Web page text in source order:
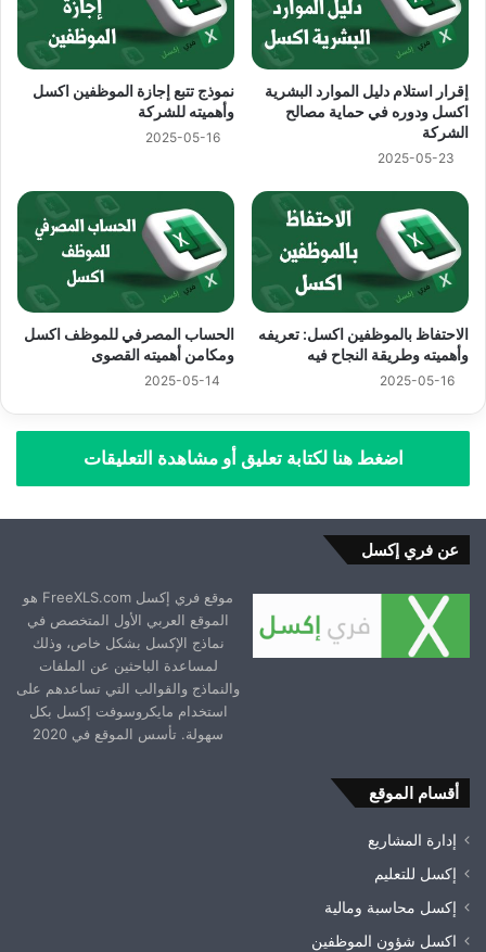
إقرار استلام دليل الموارد البشرية
اكسل ودوره في حماية مصالح
الشركة
2025-05-23
نموذج تتبع إجازة الموظفين اكسل
وأهميته للشركة
2025-05-16
الاحتفاظ بالموظفين اكسل: تعريفه
وأهميته وطريقة النجاح فيه
2025-05-16
الحساب المصرفي للموظف اكسل
ومكامن أهميته القصوى
2025-05-14
اضغط هنا لكتابة تعليق أو مشاهدة التعليقات
عن فري إكسل
موقع فري إكسل FreeXLS.com هو
الموقع العربي الأول المتخصص في
نماذج الإكسل بشكل خاص، وذلك
لمساعدة الباحثين عن الملفات
والنماذج والقوالب التي تساعدهم على
استخدام مايكروسوفت إكسل بكل
سهولة. تأسس الموقع في 2020
أقسام الموقع
إدارة المشاريع
إكسل للتعليم
إكسل محاسبة ومالية
اكسل شؤون الموظفين